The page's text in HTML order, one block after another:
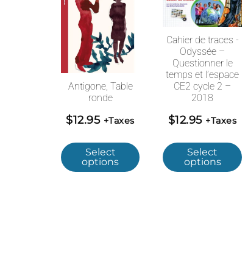
Antigone, Table
ronde
$12.95 +Taxes
Select
options
Cahier de traces -
Odyssée –
Questionner le
temps et l’espace
CE2 cycle 2 –
2018
$12.95 +Taxes
Select
options